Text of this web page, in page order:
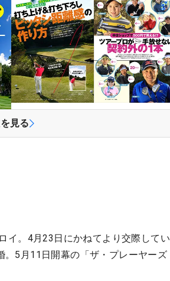
見る
イ。4月23日にかねてより交際してい
。5月11日開幕の「ザ・プレーヤーズ